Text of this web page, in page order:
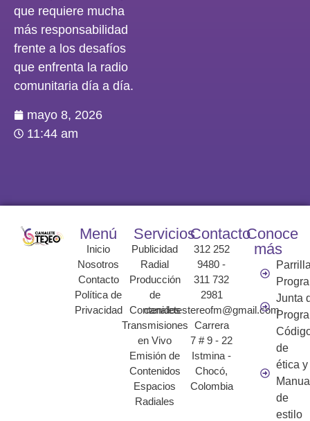
que requiere mucha
más responsabilidad
frente a los desafíos
que enfrenta la radio
comunitaria día a día.
mayo 8, 2026
11:44 am
Menú
Inicio
Nosotros
Contacto
Política de
Privacidad
Servicios
Publicidad
Radial
Producción
de
Contenidos
Transmisiones
en Vivo
Emisión de
Contenidos
Espacios
Radiales
Contacto
312 252
9480 -
311 732
2981
canaletestereofm@gmail.com
Carrera
7 # 9 - 22
Istmina -
Chocó,
Colombia
Conoce
más
Junta
de
ética y
de
estilo